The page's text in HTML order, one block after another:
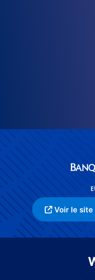
Voir le site